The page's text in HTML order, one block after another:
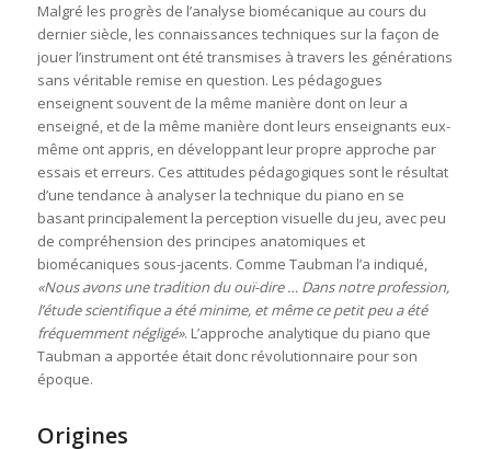
Malgré les progrès de l’analyse biomécanique au cours du
dernier siècle, les connaissances techniques sur la façon de
jouer l’instrument ont été transmises à travers les générations
sans véritable remise en question. Les pédagogues
enseignent souvent de la même manière dont on leur a
enseigné, et de la même manière dont leurs enseignants eux-
même ont appris, en développant leur propre approche par
essais et erreurs. Ces attitudes pédagogiques sont le résultat
d’une tendance à analyser la technique du piano en se
basant principalement la perception visuelle du jeu, avec peu
de compréhension des principes anatomiques et
biomécaniques sous-jacents. Comme Taubman l’a indiqué,
«Nous avons une tradition du ouï-dire … Dans notre profession,
l’étude scientifique a été minime, et même ce petit peu a été
fréquemment négligé». L’approche analytique du piano que
Taubman a apportée était donc révolutionnaire pour son
époque.
Origines